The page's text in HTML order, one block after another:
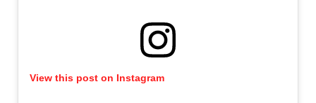
View this post on Instagram